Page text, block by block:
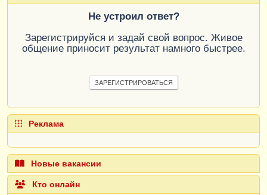
Не устроил ответ?
Зарегистрируйся и задай свой вопрос. Живое
общение приносит результат намного быстрее.
ЗАРЕГИСТРИРОВАТЬСЯ
Реклама
Новые вакансии
Кто онлайн